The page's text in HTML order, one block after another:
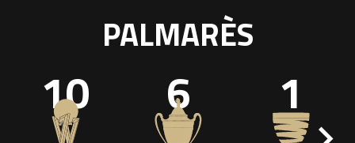
PALMARÈS
10 6 1